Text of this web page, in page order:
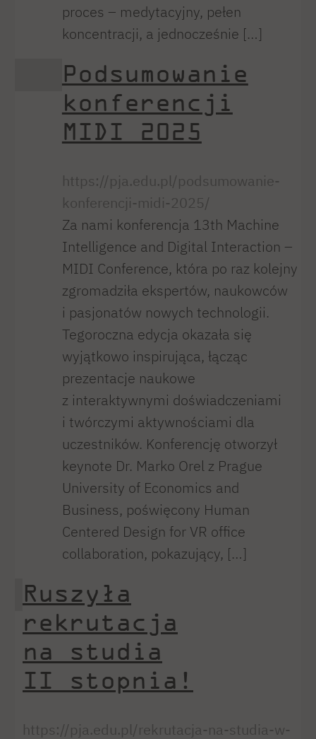
proces – medytacyjny, pełen
koncentracji, a jednocześnie […]
Podsumowanie
konferencji
MIDI 2025
https://pja.edu.pl/podsumowanie-
konferencji-midi-2025/
Za nami konferencja 13th Machine
Intelligence and Digital Interaction –
MIDI Conference, która po raz kolejny
zgromadziła ekspertów, naukowców
i pasjonatów nowych technologii.
Tegoroczna edycja okazała się
wyjątkowo inspirująca, łącząc
prezentacje naukowe
z interaktywnymi doświadczeniami
i twórczymi aktywnościami dla
uczestników. Konferencję otworzył
keynote Dr. Marko Orel z Prague
University of Economics and
Business, poświęcony Human
Centered Design for VR office
collaboration, pokazujący, […]
Ruszyła
rekrutacja
na studia
II stopnia!
https://pja.edu.pl/rekrutacja-na-studia-w-